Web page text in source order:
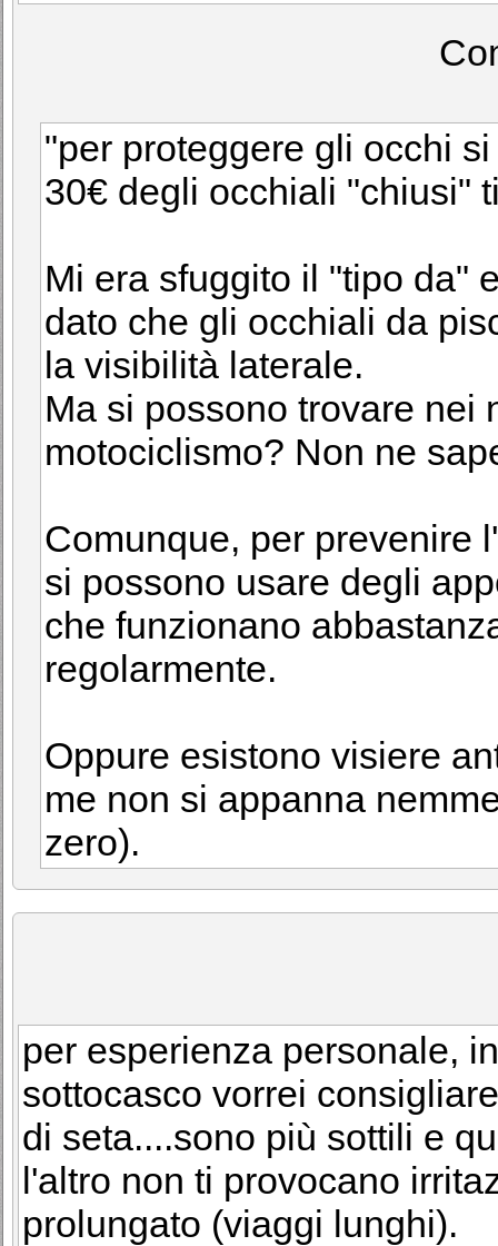
"per proteggere gli occhi
30€ degli occhiali "chiusi"
Mi era sfuggito il "tipo da"
dato che gli occhiali da
la visibilità laterale.
Ma si possono trovare nei
motociclismo? Non ne
Comunque, per prevenire
si possono usare degli
che funzionano
regolarmente.
Oppure esistono visiere
me non si appanna
zero).
per esperienza personale,
sottocasco vorrei
di seta....sono più sottili e
l'altro non ti provocano
prolungato (viaggi lunghi).